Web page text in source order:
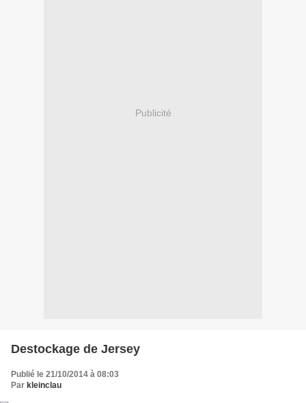
Publicité
Destockage de Jersey
Publié le 21/10/2014 à 08:03
Par kleinclau